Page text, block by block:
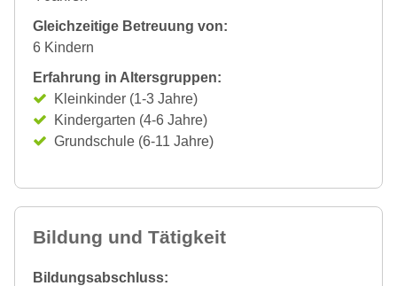
Gleichzeitige Betreuung von:
6 Kindern
Erfahrung in Altersgruppen:
Kleinkinder (1-3 Jahre)
Kindergarten (4-6 Jahre)
Grundschule (6-11 Jahre)
Bildung und Tätigkeit
Bildungsabschluss: